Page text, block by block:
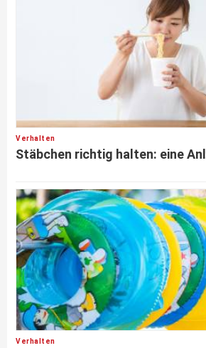
Verhalten
Stäbchen richtig halten: eine
Verhalten